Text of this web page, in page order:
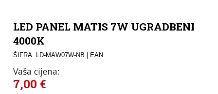
LED PANEL MATIS 7W UGRADBENI
4000K
ŠIFRA: LD-MAW07W-NB | EAN:
Vaša cijena:
7,00 €